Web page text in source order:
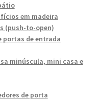
em madeira
(push-to-open)
portas de entrada
minúscula, mini casa e
de porta